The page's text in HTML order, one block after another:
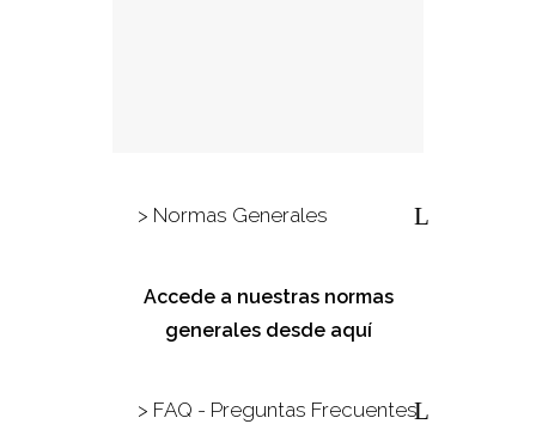
> Normas Generales
Accede a nuestras normas
generales desde aquí
> FAQ - Preguntas Frecuentes